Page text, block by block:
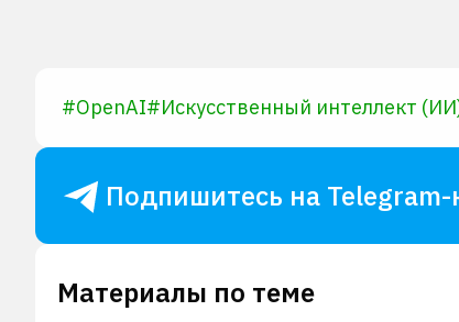
#OpenAI#Искусственный интеллект
Подпишитесь на Telegram-
Материалы по теме